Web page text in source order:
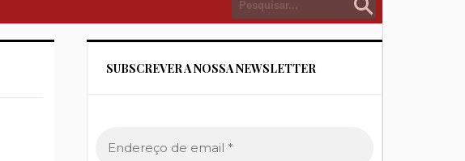
SUBSCREVER A NOSSA NEWSLETTER